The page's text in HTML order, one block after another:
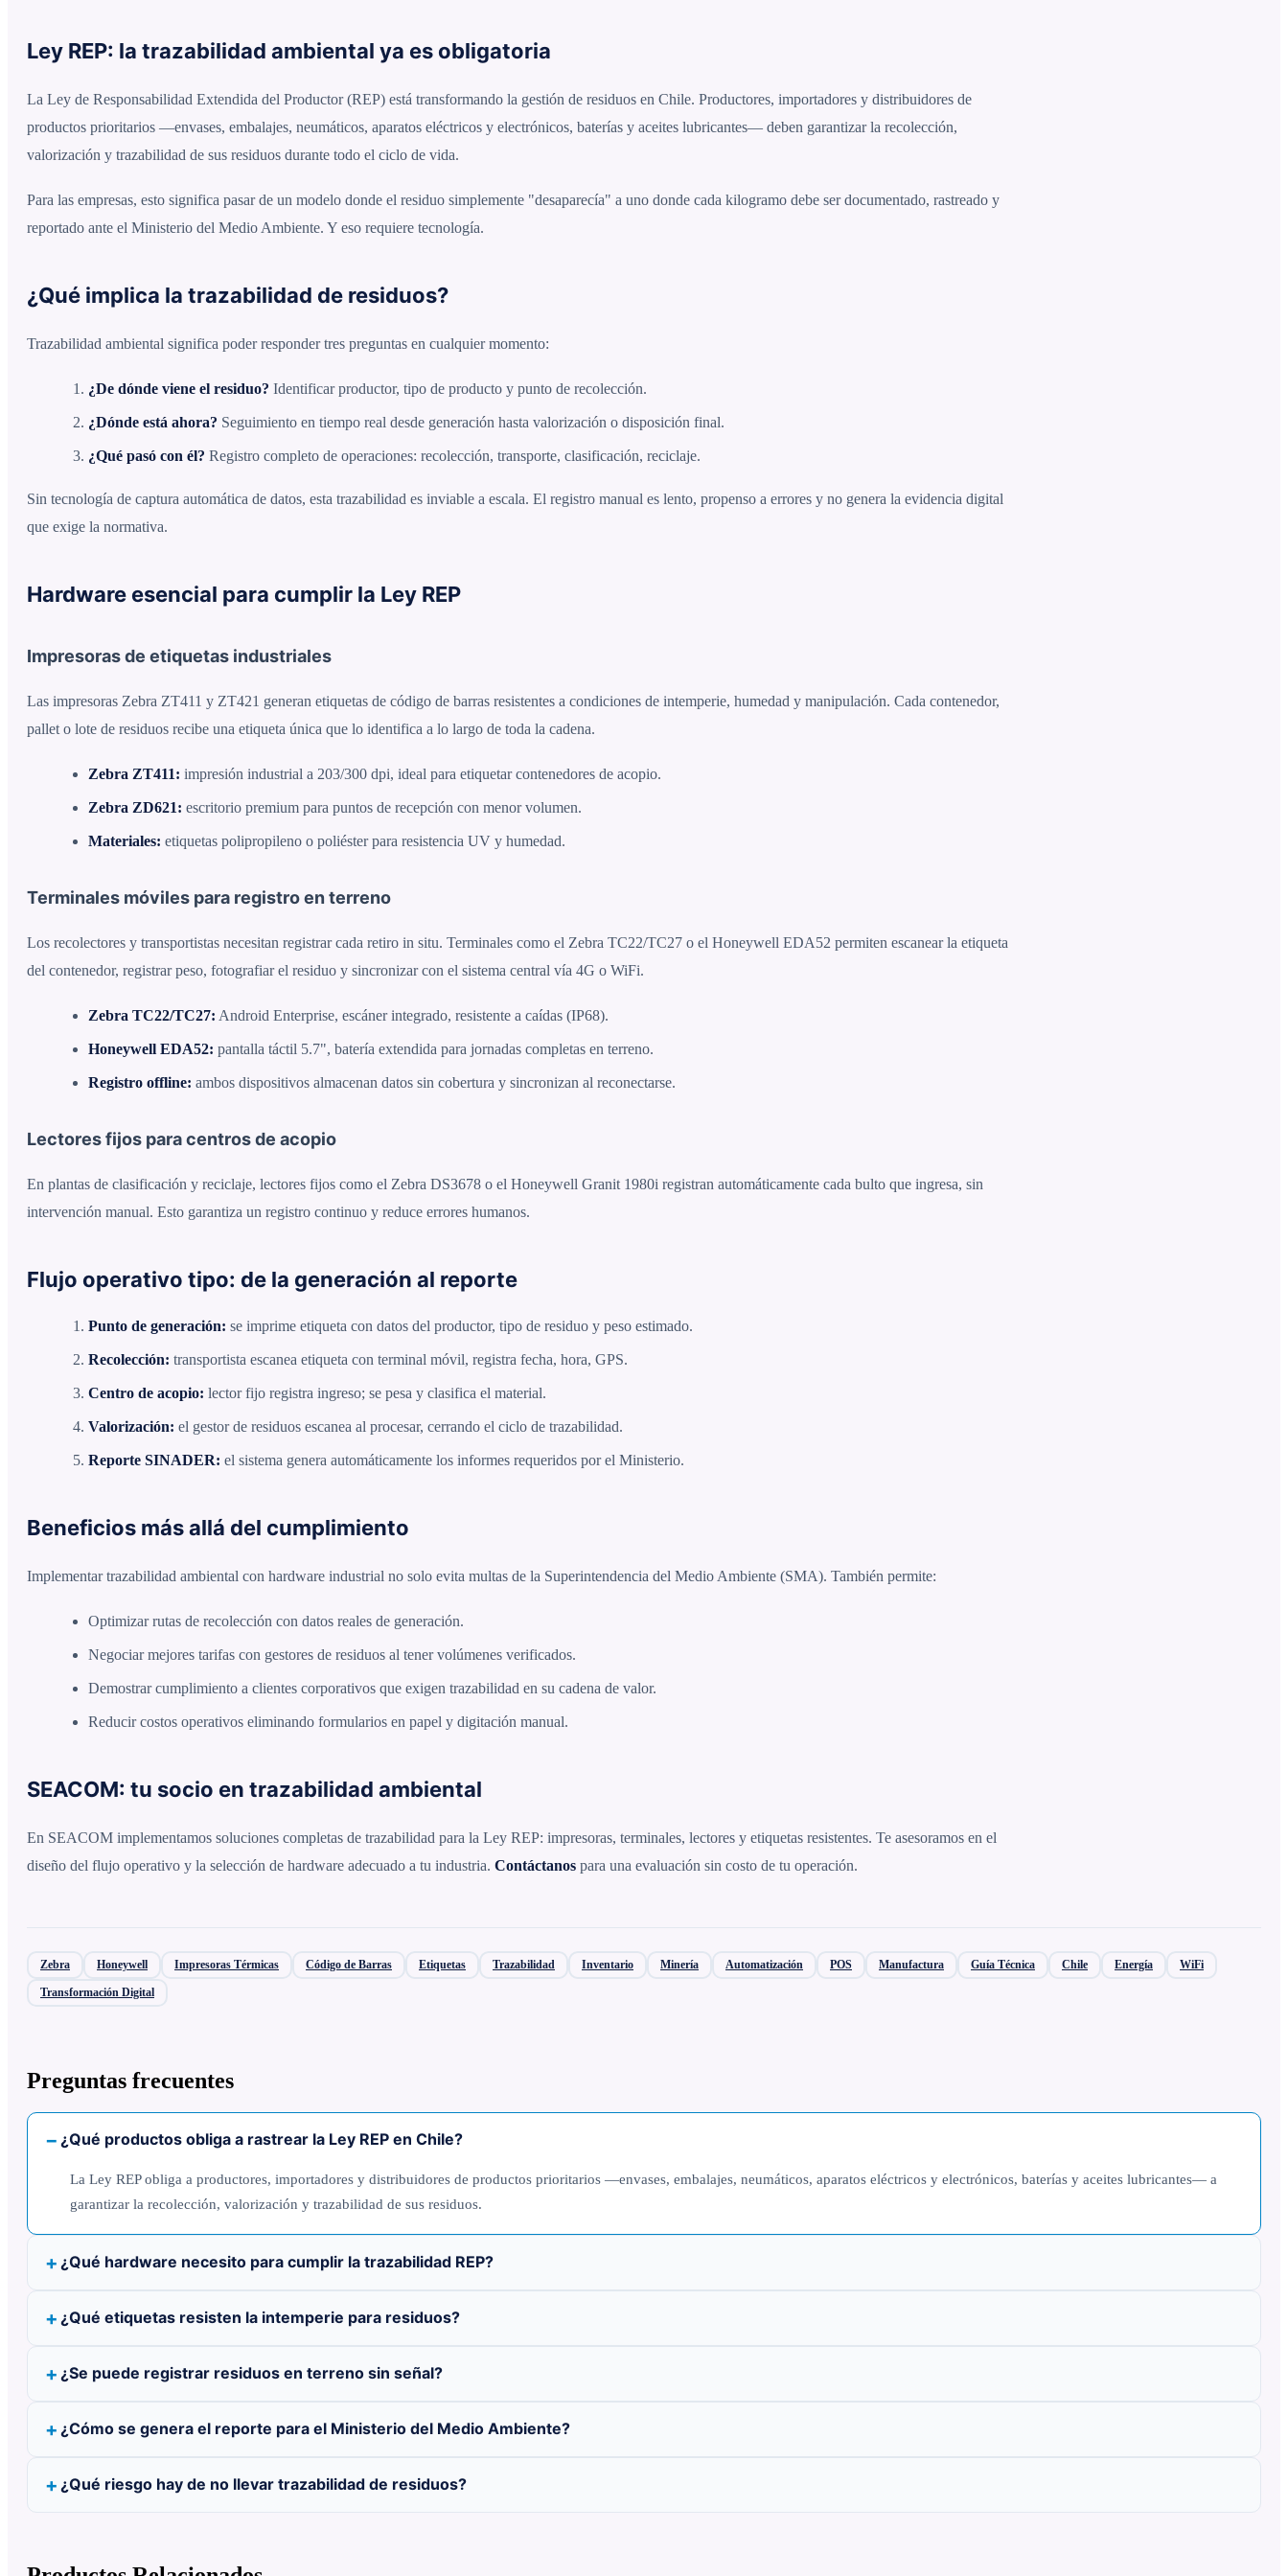
Ley REP: la trazabilidad ambiental ya es obligatoria
La Ley de Responsabilidad Extendida del Productor (REP) está transformando la gestión de residuos en Chile. Productores, importadores y distribuidores de
productos prioritarios —envases, embalajes, neumáticos, aparatos eléctricos y electrónicos, baterías y aceites lubricantes— deben garantizar la recolección,
valorización y trazabilidad de sus residuos durante todo el ciclo de vida.
Para las empresas, esto significa pasar de un modelo donde el residuo simplemente "desaparecía" a uno donde cada kilogramo debe ser documentado, rastreado y
reportado ante el Ministerio del Medio Ambiente. Y eso requiere tecnología.
¿Qué implica la trazabilidad de residuos?
Trazabilidad ambiental significa poder responder tres preguntas en cualquier momento:
¿De dónde viene el residuo? Identificar productor, tipo de producto y punto de recolección.
¿Dónde está ahora? Seguimiento en tiempo real desde generación hasta valorización o disposición final.
¿Qué pasó con él? Registro completo de operaciones: recolección, transporte, clasificación, reciclaje.
Sin tecnología de captura automática de datos, esta trazabilidad es inviable a escala. El registro manual es lento, propenso a errores y no genera la evidencia digital
que exige la normativa.
Hardware esencial para cumplir la Ley REP
Impresoras de etiquetas industriales
Las impresoras Zebra ZT411 y ZT421 generan etiquetas de código de barras resistentes a condiciones de intemperie, humedad y manipulación. Cada contenedor,
pallet o lote de residuos recibe una etiqueta única que lo identifica a lo largo de toda la cadena.
Zebra ZT411: impresión industrial a 203/300 dpi, ideal para etiquetar contenedores de acopio.
Zebra ZD621: escritorio premium para puntos de recepción con menor volumen.
Materiales: etiquetas polipropileno o poliéster para resistencia UV y humedad.
Terminales móviles para registro en terreno
Los recolectores y transportistas necesitan registrar cada retiro in situ. Terminales como el Zebra TC22/TC27 o el Honeywell EDA52 permiten escanear la etiqueta
del contenedor, registrar peso, fotografiar el residuo y sincronizar con el sistema central vía 4G o WiFi.
Zebra TC22/TC27: Android Enterprise, escáner integrado, resistente a caídas (IP68).
Honeywell EDA52: pantalla táctil 5.7", batería extendida para jornadas completas en terreno.
Registro offline: ambos dispositivos almacenan datos sin cobertura y sincronizan al reconectarse.
Lectores fijos para centros de acopio
En plantas de clasificación y reciclaje, lectores fijos como el Zebra DS3678 o el Honeywell Granit 1980i registran automáticamente cada bulto que ingresa, sin
intervención manual. Esto garantiza un registro continuo y reduce errores humanos.
Flujo operativo tipo: de la generación al reporte
Punto de generación: se imprime etiqueta con datos del productor, tipo de residuo y peso estimado.
Recolección: transportista escanea etiqueta con terminal móvil, registra fecha, hora, GPS.
Centro de acopio: lector fijo registra ingreso; se pesa y clasifica el material.
Valorización: el gestor de residuos escanea al procesar, cerrando el ciclo de trazabilidad.
Reporte SINADER: el sistema genera automáticamente los informes requeridos por el Ministerio.
Beneficios más allá del cumplimiento
Implementar trazabilidad ambiental con hardware industrial no solo evita multas de la Superintendencia del Medio Ambiente (SMA). También permite:
Optimizar rutas de recolección con datos reales de generación.
Negociar mejores tarifas con gestores de residuos al tener volúmenes verificados.
Demostrar cumplimiento a clientes corporativos que exigen trazabilidad en su cadena de valor.
Reducir costos operativos eliminando formularios en papel y digitación manual.
SEACOM: tu socio en trazabilidad ambiental
En SEACOM implementamos soluciones completas de trazabilidad para la Ley REP: impresoras, terminales, lectores y etiquetas resistentes. Te asesoramos en el
diseño del flujo operativo y la selección de hardware adecuado a tu industria. Contáctanos para una evaluación sin costo de tu operación.
Zebra Honeywell Impresoras Térmicas Código de Barras Etiquetas Trazabilidad Inventario Minería Automatización POS Manufactura Guía Técnica Chile Energía WiFi
Transformación Digital
Preguntas frecuentes
¿Qué productos obliga a rastrear la Ley REP en Chile?
La Ley REP obliga a productores, importadores y distribuidores de productos prioritarios —envases, embalajes, neumáticos, aparatos eléctricos y electrónicos, baterías y aceites lubricantes— a
garantizar la recolección, valorización y trazabilidad de sus residuos.
¿Qué hardware necesito para cumplir la trazabilidad REP?
¿Qué etiquetas resisten la intemperie para residuos?
¿Se puede registrar residuos en terreno sin señal?
¿Cómo se genera el reporte para el Ministerio del Medio Ambiente?
¿Qué riesgo hay de no llevar trazabilidad de residuos?